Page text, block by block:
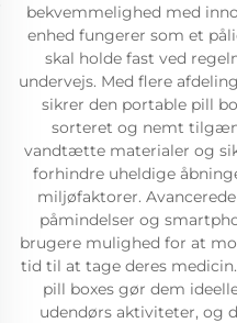
bekvemmelighed med
enhed fungerer som et
skal holde fast ved
undervejs. Med flere
sikrer den portable pill
sorteret og nemt
vandtætte materialer og
forhindre uheldige
miljøfaktorer.
påmindelser og
brugere mulighed for at
tid til at tage deres
pill boxes gør dem
udendørs aktiviteter, og